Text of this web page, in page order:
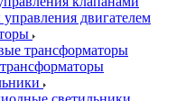
двигателем
трансформаторы